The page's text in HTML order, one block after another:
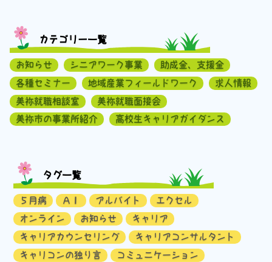
カテゴリー一覧
お知らせ シニアワーク事業
助成金、支援金
各種セミナー
地域産業フィールドワーク
求人情報
美祢就職相談室
美祢就職面接会
美祢市の事業所紹介
高校生キャリアガイダンス
タグ一覧
５月病 ＡＩ アルバイト
エクセル
オンライン
お知らせ
キャリア
キャリアカウンセリング
キャリアコンサルタント
キャリコンの独り言
コミュニケーション